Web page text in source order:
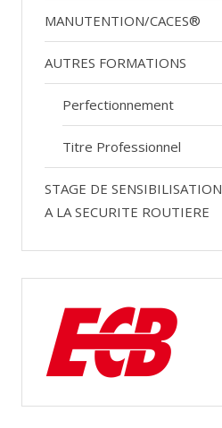
MANUTENTION/CACES®
AUTRES FORMATIONS
Perfectionnement
Titre Professionnel
STAGE DE SENSIBILISATION
A LA SECURITE ROUTIERE